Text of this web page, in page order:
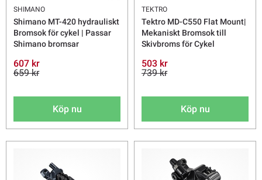
SHIMANO
Shimano MT-420 hydrauliskt
Bromsok för cykel | Passar
Shimano bromsar
607 kr
659 kr
Köp nu
TEKTRO
Tektro MD-C550 Flat Mount|
Mekaniskt Bromsok till
Skivbroms för Cykel
503 kr
739 kr
Köp nu